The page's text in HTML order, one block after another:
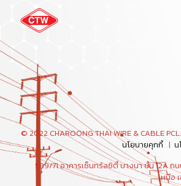
© 2022 CHAROONG THAI WIRE & CABLE
นโยบายคุกกี้ | น
589/71 อาคารเซ็นทรัลซิตี้ บางนา ชั้น 12A ถ
เหนือ